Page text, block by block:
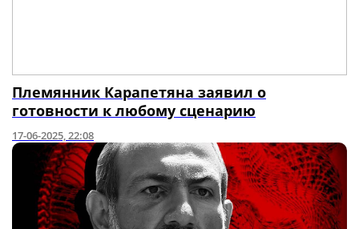
Племянник Карапетяна заявил о
готовности к любому сценарию
17-06-2025, 22:08